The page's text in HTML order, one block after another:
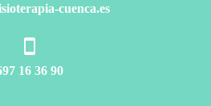
cuenca.es
16 36 90